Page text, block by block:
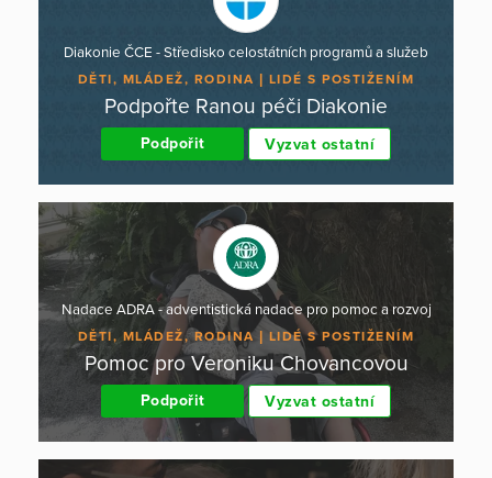
Diakonie ČCE - Středisko celostátních programů a služeb
DĚTI, MLÁDEŽ, RODINA LIDÉ S POSTIŽENÍM
Podpořte Ranou péči Diakonie
Podpořit Vyzvat ostatní
Nadace ADRA - adventistická nadace pro pomoc a rozvoj
DĚTI, MLÁDEŽ, RODINA LIDÉ S POSTIŽENÍM
Pomoc pro Veroniku Chovancovou
Podpořit Vyzvat ostatní